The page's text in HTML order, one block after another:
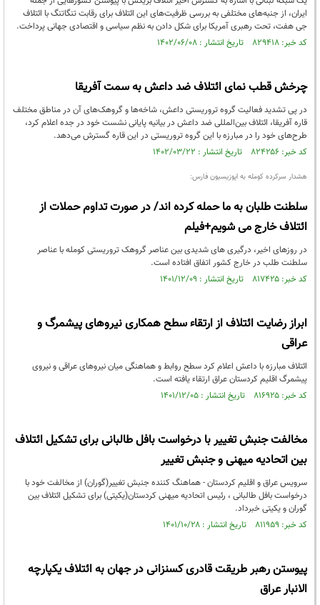
ایران، از جنبه‌های مختلفی به بررسی ظرفیت‌های این ائتلاف برای رقابت تنگاتنگ با ائتلاف
جی‌ هفت، تحت رهبری آمریکا برای شکل دادن به نظم سیاسی و اقتصادی جهانی پرداخت.
کد خبر: ۸۲۹۴۱۸ تاریخ انتشار : ۱۴۰۲/۰۶/۰۸
چرخش قطب نمای ائتلاف ضد داعش به سمت آفریقا
در پی تشدید فعالیت گروه تروریستی داعش، شاخه‌ها و گروهک‌های آن در مناطق مختلف
قاره آفریقا، ائتلاف بین‌المللی ضد داعش در بیانیه پایانی نشست خود در جده اعلام کرد،
طرح‌های خود را در مبارزه با این گروه تروریستی در این قاره گسترش می‌دهد.
کد خبر: ۸۲۴۲۵۶ تاریخ انتشار : ۱۴۰۲/۰۳/۲۲
هشدار سرکرده کومله به اپوزیسیون فارس:
سلطنت طلبان به ما حمله کرده اند/ در صورت تداوم حملات از
ائتلاف خارج می شویم+فیلم
در روزهای اخیر، درگیری های شدیدی بین عناصر گروهک تروریستی کومله با عناصر
سلطنت طلب در خارج کشور اتفاق افتاده است.
کد خبر: ۸۱۷۴۲۵ تاریخ انتشار : ۱۴۰۱/۱۲/۰۹
ابراز رضایت ائتلاف از ارتقاء سطح همکاری نیروهای پیشمرگ و
عراقی
ائتلاف مبارزه با داعش اعلام کرد سطح روابط و هماهنگی میان نیروهای عراقی و نیروی
پیشمرگ اقلیم کردستان عراق ارتقاء یافته است.
کد خبر: ۸۱۶۹۲۵ تاریخ انتشار : ۱۴۰۱/۱۲/۰۵
مخالفت جنبش تغییر با درخواست بافل طالبانی برای تشکیل ائتلاف
بین اتحادیه میهنی و جنبش تغییر
سرویس عراق و اقلیم کردستان - هماهنگ کننده جنبش تغییر(گوران) از مخالفت خود با
درخواست بافل طالبانی ، رئیس اتحادیه میهنی کردستان(یکیتی) برای تشکیل ائتلاف بین
گوران و یکیتی خبرداد.
کد خبر: ۸۱۱۹۵۹ تاریخ انتشار : ۱۴۰۱/۱۰/۲۸
پیوستن رهبر طریقت قادری کسنزانی در جهان به ائتلاف یکپارچه
الانبار عراق